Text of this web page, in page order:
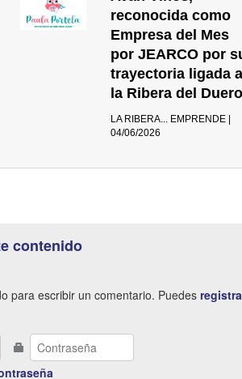
reconocida como
Empresa del Mes
por JEARCO por
trayectoria ligada a
la Ribera del Duero
LA RIBERA... EMPRENDE |
04/06/2026
contenido
para escribir un comentario. Puedes